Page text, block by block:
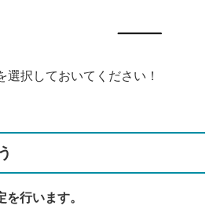
選択しておいてください！
を行います。